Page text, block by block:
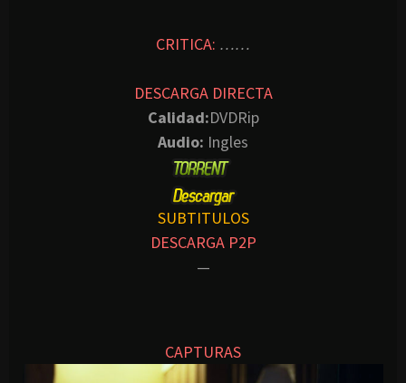
CRITICA: ……
DESCARGA DIRECTA
Calidad:DVDRip
Audio: Ingles
SUBTITULOS
DESCARGA P2P
—
CAPTURAS